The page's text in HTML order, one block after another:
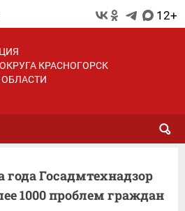
12+
КРАСНОГОРСК
года Госадмтехнадзор
1000 проблем граждан